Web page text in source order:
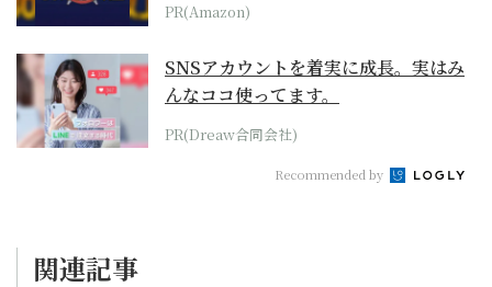
PR(Amazon)
SNSアカウントを着実に成長。実はみ
んなココ使ってます。
PR(Dreaw合同会社)
Recommended by
関連記事